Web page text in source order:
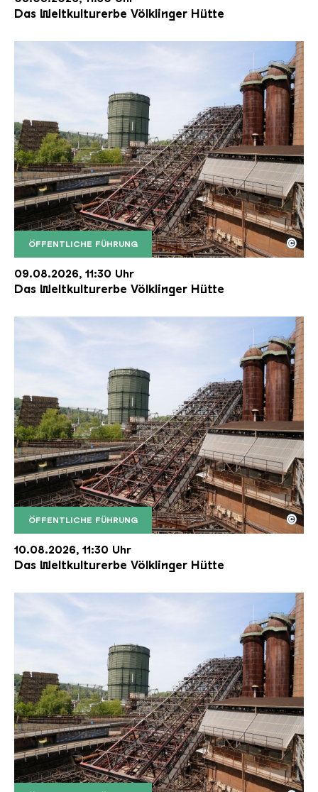
Das Weltkulturerbe Völklinger Hütte
ÖFFENTLICHE FÜHRUNG
Der Erzschrägaufzug der Völklinger Hütte mit
Copyright: Weltkulturerbe Völklinger Hütte | Karl
©
09.08.2026, 11:30 Uhr
Das Weltkulturerbe Völklinger Hütte
ÖFFENTLICHE FÜHRUNG
Der Erzschrägaufzug der Völklinger Hütte mit
Copyright: Weltkulturerbe Völklinger Hütte | Karl
©
10.08.2026, 11:30 Uhr
Das Weltkulturerbe Völklinger Hütte